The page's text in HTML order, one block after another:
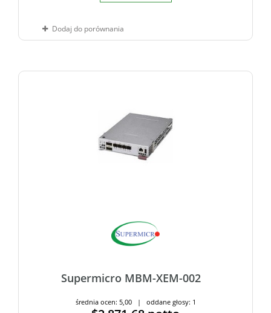
Dodaj do porównania
Supermicro MBM-XEM-002
średnia ocen: 5,00 | oddane głosy: 1